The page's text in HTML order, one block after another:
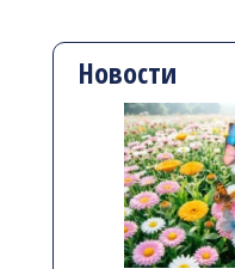
Новости